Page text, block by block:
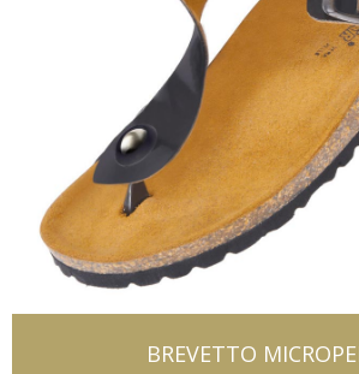
BREVETTO